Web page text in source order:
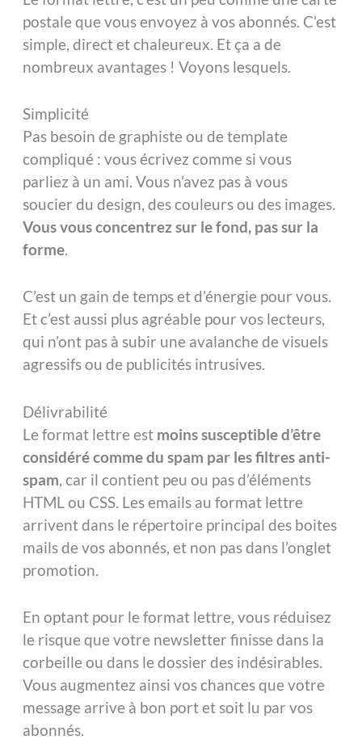
postale que vous envoyez à vos abonnés. C’est
simple, direct et chaleureux. Et ça a de
nombreux avantages ! Voyons lesquels.
Simplicité
Pas besoin de graphiste ou de template
compliqué : vous écrivez comme si vous
parliez à un ami. Vous n’avez pas à vous
soucier du design, des couleurs ou des images.
Vous vous concentrez sur le fond, pas sur la
forme.
C’est un gain de temps et d’énergie pour vous.
Et c’est aussi plus agréable pour vos lecteurs,
qui n’ont pas à subir une avalanche de visuels
agressifs ou de publicités intrusives.
Délivrabilité
Le format lettre est moins susceptible d’être
considéré comme du spam par les filtres anti-
spam, car il contient peu ou pas d’éléments
HTML ou CSS. Les emails au format lettre
arrivent dans le répertoire principal des boites
mails de vos abonnés, et non pas dans l’onglet
promotion.
En optant pour le format lettre, vous réduisez
le risque que votre newsletter finisse dans la
corbeille ou dans le dossier des indésirables.
Vous augmentez ainsi vos chances que votre
message arrive à bon port et soit lu par vos
abonnés.